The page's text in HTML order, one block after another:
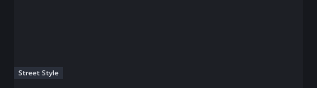
Street Style